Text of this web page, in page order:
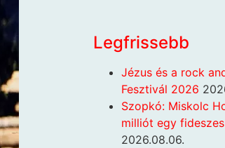
Legfrissebb
Jézus és a rock
Fesztivál 2026
Szopkó: Miskolc
milliót egy
2026.08.06.